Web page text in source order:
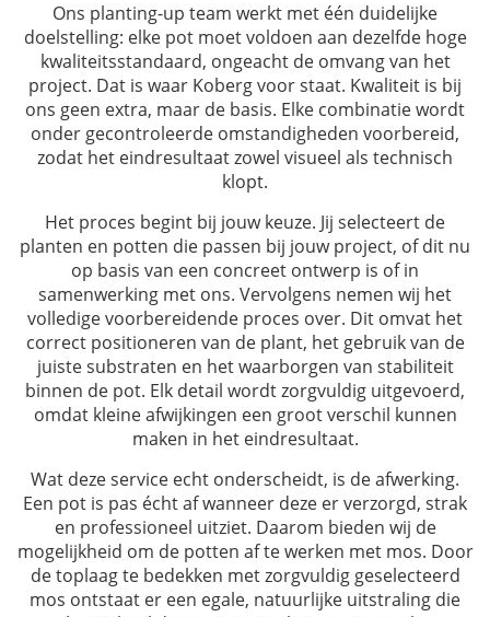
Ons planting-up team werkt met één duidelijke
doelstelling: elke pot moet voldoen aan dezelfde hoge
kwaliteitsstandaard, ongeacht de omvang van het
project. Dat is waar Koberg voor staat. Kwaliteit is bij
ons geen extra, maar de basis. Elke combinatie wordt
onder gecontroleerde omstandigheden voorbereid,
zodat het eindresultaat zowel visueel als technisch
klopt.
Het proces begint bij jouw keuze. Jij selecteert de
planten en potten die passen bij jouw project, of dit nu
op basis van een concreet ontwerp is of in
samenwerking met ons. Vervolgens nemen wij het
volledige voorbereidende proces over. Dit omvat het
correct positioneren van de plant, het gebruik van de
juiste substraten en het waarborgen van stabiliteit
binnen de pot. Elk detail wordt zorgvuldig uitgevoerd,
omdat kleine afwijkingen een groot verschil kunnen
maken in het eindresultaat.
Wat deze service echt onderscheidt, is de afwerking.
Een pot is pas écht af wanneer deze er verzorgd, strak
en professioneel uitziet. Daarom bieden wij de
mogelijkheid om de potten af te werken met mos. Door
de toplaag te bedekken met zorgvuldig geselecteerd
mos ontstaat er een egale, natuurlijke uitstraling die